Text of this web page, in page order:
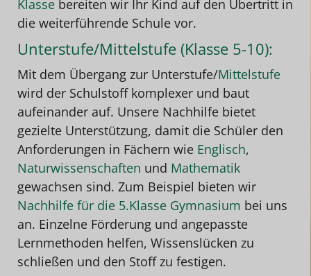
Klasse bereiten wir Ihr Kind auf den Übertritt in
die weiterführende Schule vor.
Unterstufe/Mittelstufe (Klasse 5-10):
Mit dem Übergang zur Unterstufe/Mittelstufe
wird der Schulstoff komplexer und baut
aufeinander auf. Unsere Nachhilfe bietet
gezielte Unterstützung, damit die Schüler den
Anforderungen in Fächern wie Englisch,
Naturwissenschaften und Mathematik
gewachsen sind. Zum Beispiel bieten wir
Nachhilfe für die 5.Klasse Gymnasium bei uns
an. Einzelne Förderung und angepasste
Lernmethoden helfen, Wissenslücken zu
schließen und den Stoff zu festigen.